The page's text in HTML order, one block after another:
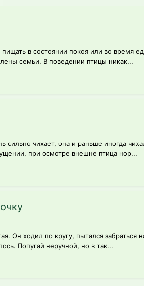
в состоянии покоя или во время
семьи. В поведении птицы никак...
чихает, она и раньше иногда
при осмотре внешне птица нор...
Он ходил по кругу, пытался забраться
Попугай неручной, но в так...